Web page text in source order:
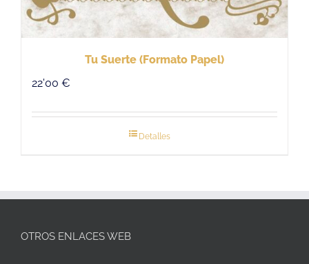
Tu Suerte (Formato Papel)
22'00 €
Detalles
OTROS ENLACES WEB